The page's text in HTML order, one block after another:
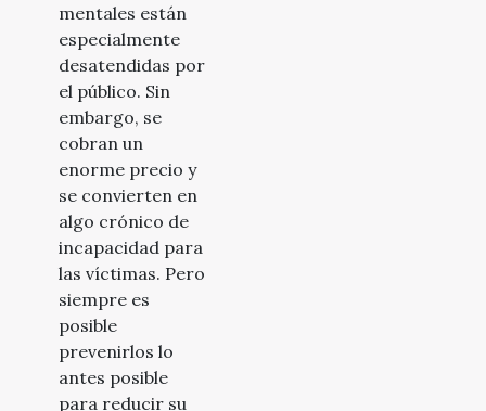
mentales están
especialmente
desatendidas por
el público. Sin
embargo, se
cobran un
enorme precio y
se convierten en
algo crónico de
incapacidad para
las víctimas. Pero
siempre es
posible
prevenirlos lo
antes posible
para reducir su